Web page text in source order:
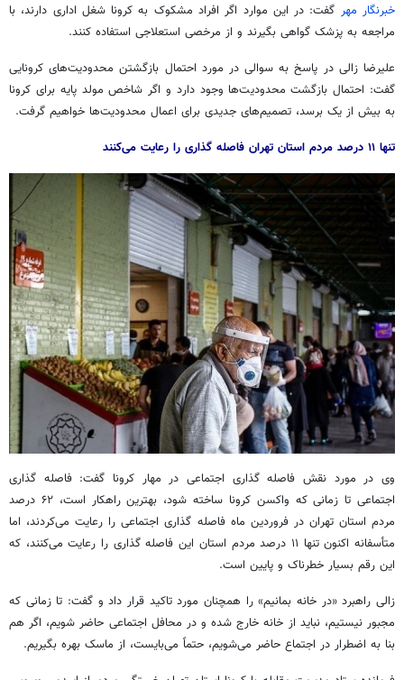
خبرنگار مهر گفت: در این موارد اگر افراد مشکوک به کرونا شغل اداری دارند، با
مراجعه به پزشک گواهی بگیرند و از مرخصی استعلاجی استفاده کنند.
علیرضا زالی در پاسخ به سوالی در مورد احتمال بازگشتن محدودیت‌های کرونایی
گفت: احتمال بازگشت محدودیت‌ها وجود دارد و اگر شاخص مولد پایه برای کرونا
به بیش از یک برسد، تصمیم‌های جدیدی برای اعمال محدودیت‌ها خواهیم گرفت.
تنها ۱۱ درصد مردم استان تهران فاصله گذاری را رعایت می‌کنند
وی در مورد نقش فاصله گذاری اجتماعی در مهار کرونا گفت: فاصله گذاری
اجتماعی تا زمانی که واکسن کرونا ساخته شود، بهترین راهکار است، ۶۲ درصد
مردم استان تهران در فروردین ماه فاصله گذاری اجتماعی را رعایت می‌کردند، اما
متأسفانه اکنون تنها ۱۱ درصد مردم استان این فاصله گذاری را رعایت می‌کنند، که
این رقم بسیار خطرناک و پایین است.
زالی راهبرد «در خانه بمانیم» را همچنان مورد تاکید قرار داد و گفت: تا زمانی که
مجبور نیستیم، نباید از خانه خارج شده و در محافل اجتماعی حاضر شویم، اگر هم
بنا به اضطرار در اجتماع حاضر می‌شویم، حتماً می‌بایست، از ماسک بهره بگیریم.